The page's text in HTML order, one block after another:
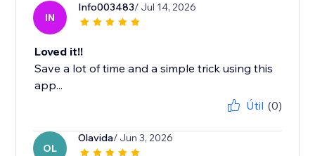
IN
Info003483/ Jul 14, 2026
Loved it!!
Save a lot of time and a simple trick using this
app...
Útil (0)
OL
Olavida/ Jun 3, 2026